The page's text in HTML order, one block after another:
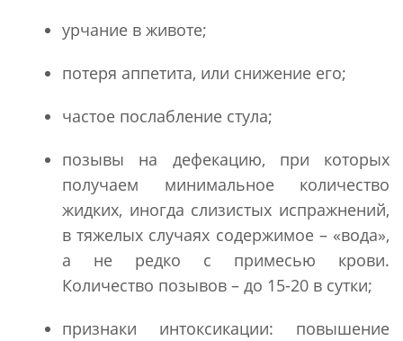
урчание в животе;
потеря аппетита, или снижение его;
частое послабление стула;
позывы на дефекацию, при которых
получаем минимальное количество
жидких, иногда слизистых испражнений,
в тяжелых случаях содержимое – «вода»,
а не редко с примесью крови.
Количество позывов – до 15-20 в сутки;
признаки интоксикации: повышение